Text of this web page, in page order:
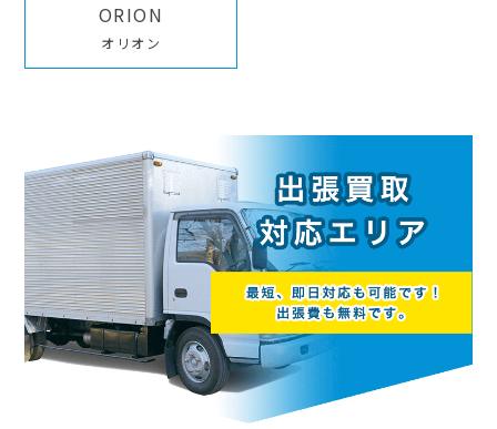
ORION
オリオン